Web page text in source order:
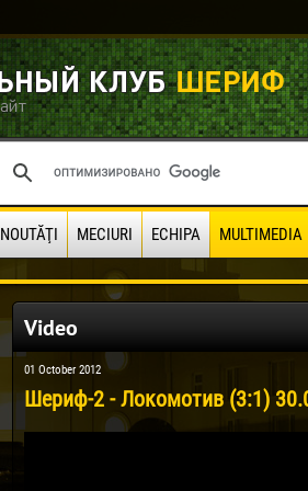
NOUTĂŢI MECIURI ECHIPA MULTIMEDIA
Video
01 October 2012
Шериф-2 - Локомотив (3:1)